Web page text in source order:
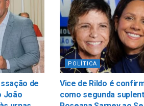
de
João
POLÍTICA
Vice de Rildo é
como segunda